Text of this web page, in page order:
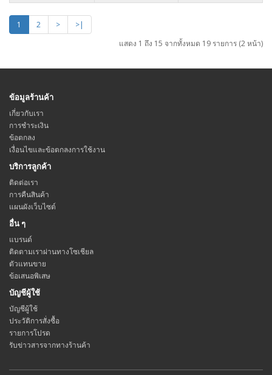
1 2 >
>|
แสดง 1 ถึง 15 จากทั้งหมด 19 รายการ (2 หน้า)
ข้อมูลร้านค้า
เกี่ยวกับเรา
การชำระเงิน
ข้อตกลง
เงื่อนไขและข้อตกลงการใช้งาน
บริการลูกค้า
ติดต่อเรา
การคืนสินค้า
แผนผังเว็บไซต์
อื่น ๆ
แบรนด์
ติดตามเราผ่านทางโซเชียล
ตัวแทนขาย
ข้อเสนอพิเสษ
บัญชีผู้ใช้
บัญชีผู้ใช้
ประวัติการสั่งซื้อ
รายการโปรด
รับข่าวสารจากทางร้านค้า